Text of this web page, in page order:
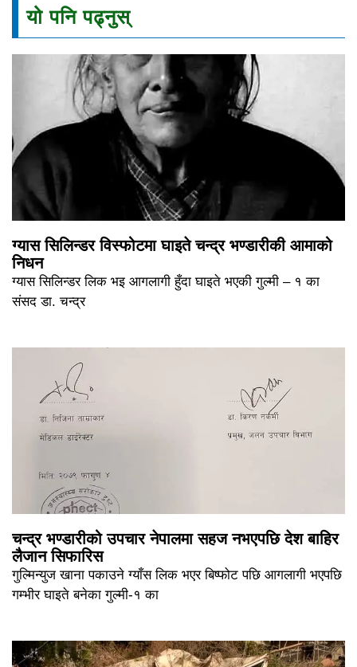
यो पनि पढ्नुस्
ग्यास सिलिन्डर विस्फोटमा घाइते चन्द्र भण्डारीकी आमाको
निधन
ग्यास सिलिन्डर लिक भइ आगलागी हुँदा घाइते भएकी गुल्मी – १ का
संसद डा. चन्द्र
चन्द्र भण्डारीको उपचार नेपालमा सहज नभएपछि देश बाहिर
लैजान सिफारिस
गुल्मिन्युज खाना पकाउने ग्याँस लिक भएर बिष्फोट पछि आगलागी भएपछि
गम्भीर घाइते बनेका गुल्मी-१ का